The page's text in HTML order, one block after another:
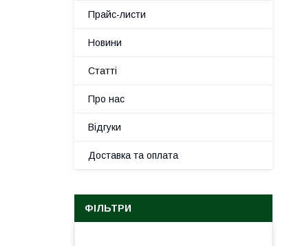
Прайс-листи
Новини
Статті
Про нас
Відгуки
Доставка та оплата
ФІЛЬТРИ